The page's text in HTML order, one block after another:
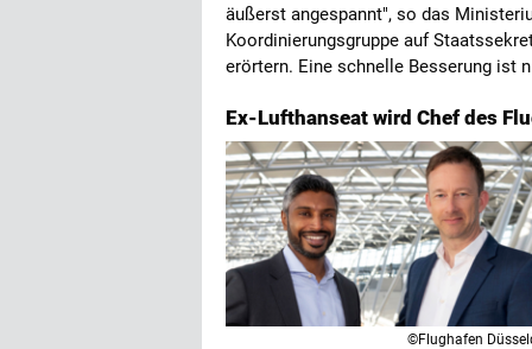
äußerst angespannt", so das
Koordinierungsgruppe auf
erörtern. Eine schnelle Besserung ist
Ex-Lufthanseat wird Chef des
©Flughafen